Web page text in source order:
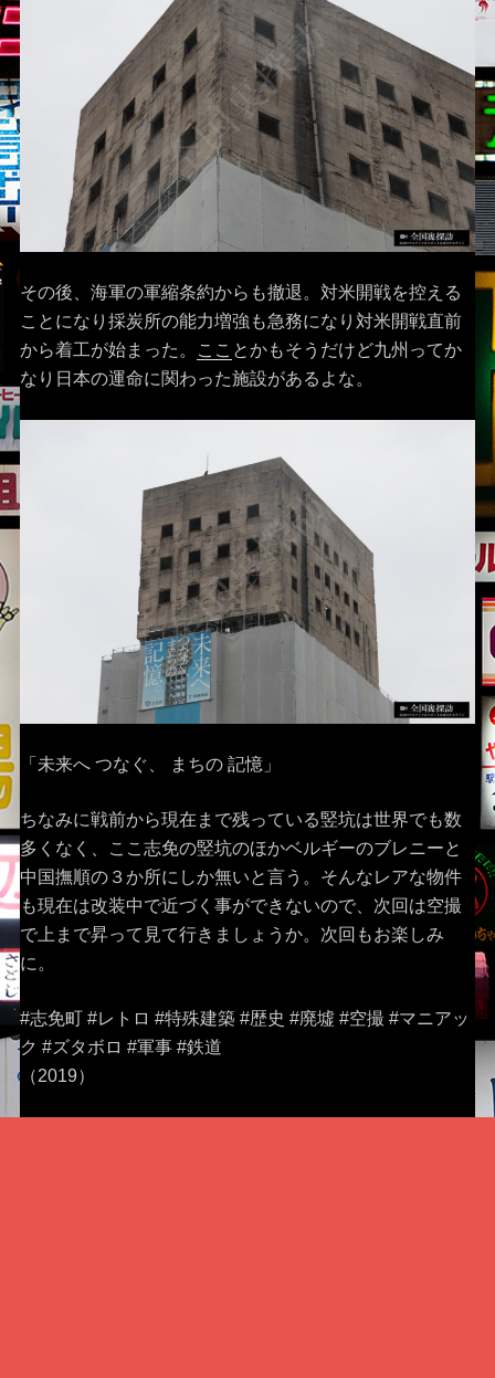
その後、海軍の軍縮条約からも撤退。対米開戦を控える
ことになり採炭所の能力増強も急務になり対米開戦直前
から着工が始まった。
ここ とかもそうだけど九州ってか
なり日本の運命に関わった施設があるよな。
「未来へ つなぐ、 まちの 記憶」
ちなみに戦前から現在まで残っている竪坑は世界でも数
多くなく、ここ志免の竪坑のほかベルギーのブレニーと
中国撫順の３か所にしか無いと言う。そんなレアな物件
も現在は改装中で近づく事ができないので、次回は空撮
で上まで昇って見て行きましょうか。次回もお楽しみ
に。
#志免町 #レトロ #特殊建築 #歴史 #廃墟 #空撮 #マニアッ
ク #ズタボロ #軍事 #鉄道
（2019）